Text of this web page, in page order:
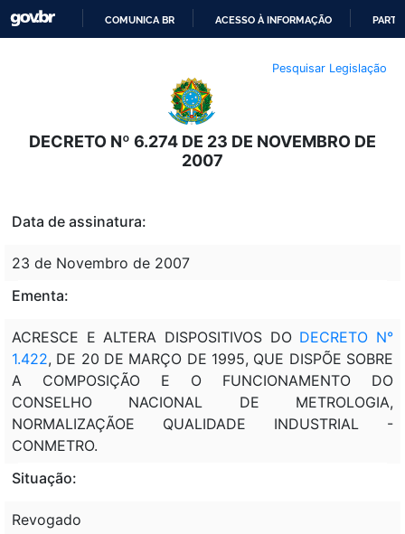
O
CONTEÚDO
COMUNICA BR ACESSO À INFORMAÇÃO
Pesquisar Legislação
DECRETO Nº 6.274 DE 23 DE NOVEMBRO DE
2007
Data de assinatura:
23 de Novembro de 2007
Ementa:
ACRESCE E ALTERA DISPOSITIVOS DODECRETO N°
1.422, DE 20 DE MARÇO DE 1995, QUE DISPÕE SOBRE
A COMPOSIÇÃO E O FUNCIONAMENTO DO
CONSELHO NACIONAL DE METROLOGIA,
NORMALIZAÇÃOE QUALIDADE INDUSTRIAL -
CONMETRO.
Situação:
Revogado